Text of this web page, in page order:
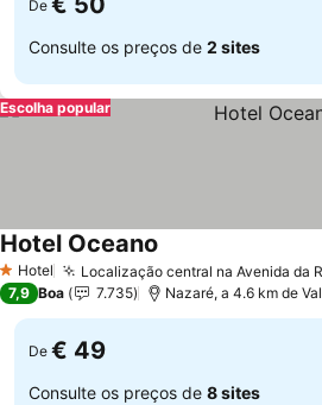
De
Consulte os preços de 2 sites
Escolha popular
1 Estrelas
Hotel Localização central na Avenida da
Hotel Oceano
7,9 Boa 7.735 Nazaré, a 4.6 km de
De € 49
Consulte os preços de 8 sites